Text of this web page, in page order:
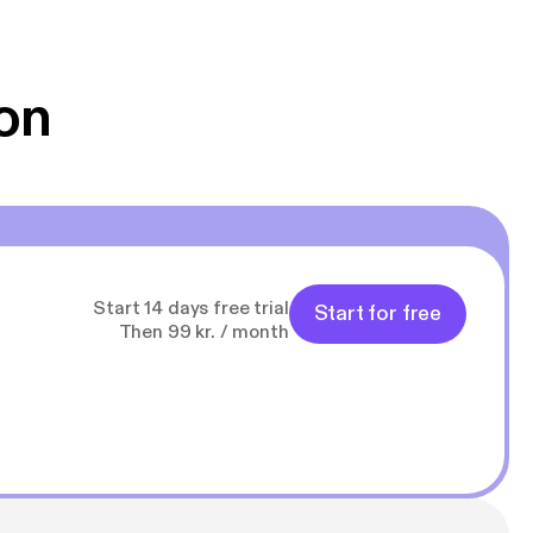
Start 14 days free trial
Then 99 kr. / month
Start for free